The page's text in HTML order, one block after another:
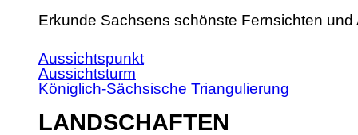
Erkunde Sachsens schönste Fernsichten und
Aussichtspunkt
Aussichtsturm
Königlich-Sächsische Triangulierung
LANDSCHAFTEN